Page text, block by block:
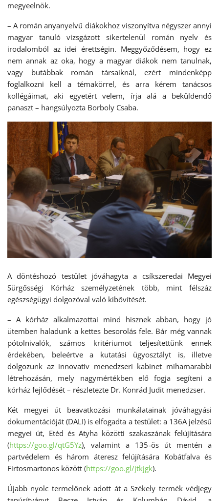
megyeelnök.
– A román anyanyelvű diákokhoz viszonyítva négyszer annyi
magyar tanuló vizsgázott sikertelenül román nyelv és
irodalomból az idei érettségin. Meggyőződésem, hogy ez
nem annak az oka, hogy a magyar diákok nem tanulnak,
vagy butábbak román társaiknál, ezért mindenképp
foglalkozni kell a témakörrel, és arra kérem tanácsos
kollégáimat, aki egyetért velem, írja alá a beküldendő
panaszt – hangsúlyozta Borboly Csaba.
A döntéshozó testület jóváhagyta a csíkszeredai Megyei
Sürgősségi Kórház személyzetének több, mint félszáz
egészségügyi dolgozóval való kibővítését.
– A kórház alkalmazottai mind hisznek abban, hogy jó
ütemben haladunk a kettes besorolás fele. Bár még vannak
pótolnivalók, számos kritériumot teljesítettünk ennek
érdekében, beleértve a kutatási ügyosztályt is, illetve
dolgozunk az innovatív menedzseri kabinet mihamarabbi
létrehozásán, mely nagymértékben elő fogja segíteni a
kórház fejlődését – részletezte Dr. Konrád Judit menedzser.
Két megyei út beavatkozási munkálatainak jóváhagyási
dokumentációját (DALI) is elfogadta a testület: a 136A jelzésű
megyei út, Etéd és Atyha közötti szakaszának felújítására
(https://goo.gl/qtG5Yz), valamint a 135-ös út mentén a
partvédelem és három áteresz felújítására Kobátfalva és
Firtosmartonos között (https://goo.gl/jtkjgk).
Újabb nyolc termelőnek adott át a Székely termék védjegy